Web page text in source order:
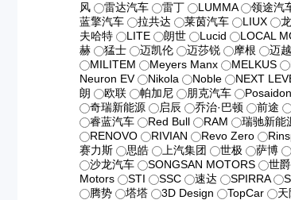
风
雷达汽车 雷丁 LUMMA 领途汽
蓝擎汽车
拉共达 莱茵汽车 LIUX
夫哈特
LITE 朗世 Lucid LOCAL
赫
猛士 迈凯伦 迈莎锐 摩根 迈越
MILITEM
Meyers Manx MELKUS
Neuron EV
Nikola Noble NEXT
朗
欧联 帕加尼 朋克汽车 Posaidon
奇瑞新能源
启辰 乔治·巴顿 前途
睿蓝汽车
Red Bull RAM 瑞驰新能
RENOVO
RIVIAN Revo Zero
赛力斯
思皓 上汽集团 世极 萨博
沙龙汽车
SONGSAN MOTORS 世爵
Motors
STI SSC 速达 SPIRRA
腾势
塔塔 3D Design TopCar